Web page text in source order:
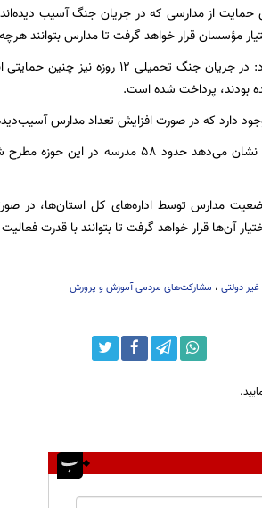
حمایت از مدارسی که در جریان جنگ آسیب
مؤسسان قرار خواهد گرفت تا مدارس بتوانند
رئیس سازمان مدارس و مراکز غیردولتی تصریح کرد:
بودند، پرداخت شده است.
دارد که در صورت افزایش تعداد مدارس
به گفته وی، در حال حاضر آماری که دریافت شده نشان
مدارس توسط اداره‌های کل استان‌ها، در
آن‌ها قرار خواهد گرفت تا بتوانند با قدرت
دولتی، مشارکت‌های مردمی آموزش و پرورش